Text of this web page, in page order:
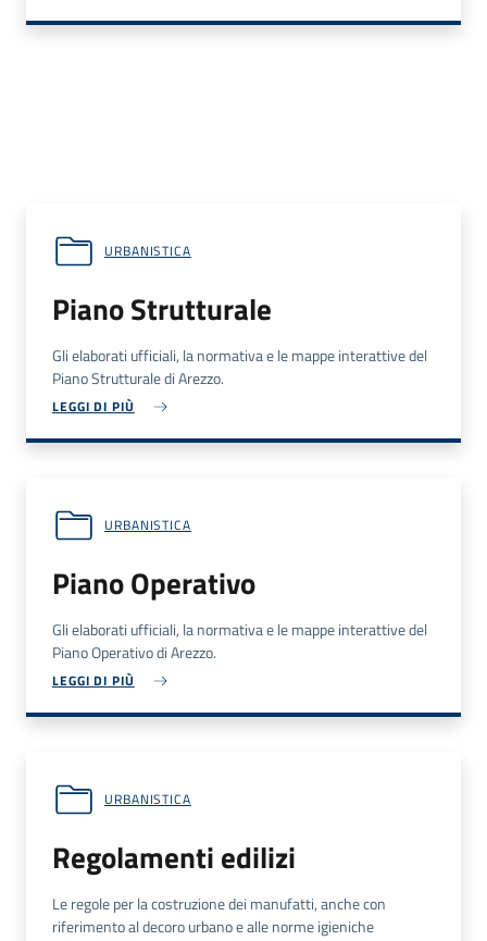
URBANISTICA
Piano Strutturale
Gli elaborati ufficiali, la normativa e le mappe interattive del
Piano Strutturale di Arezzo.
LEGGI DI PIÙ
URBANISTICA
Piano Operativo
Gli elaborati ufficiali, la normativa e le mappe interattive del
Piano Operativo di Arezzo.
LEGGI DI PIÙ
URBANISTICA
Regolamenti edilizi
Le regole per la costruzione dei manufatti, anche con
riferimento al decoro urbano e alle norme igieniche